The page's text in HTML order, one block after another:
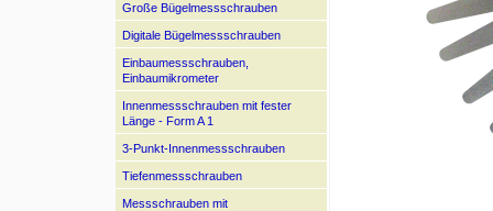
Große Bügelmessschrauben
Digitale Bügelmessschrauben
Einbaumessschrauben,
Einbaumikrometer
Innenmessschrauben mit fester
Länge - Form A 1
3-Punkt-Innenmessschrauben
Tiefenmessschrauben
Messschrauben mit